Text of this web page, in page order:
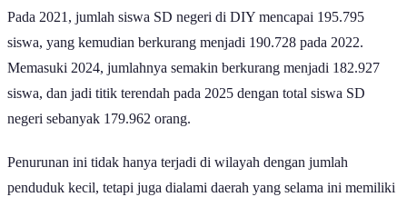
Pada 2021, jumlah siswa SD negeri di DIY mencapai 195.795
siswa, yang kemudian berkurang menjadi 190.728 pada 2022.
Memasuki 2024, jumlahnya semakin berkurang menjadi 182.927
siswa, dan jadi titik terendah pada 2025 dengan total siswa SD
negeri sebanyak 179.962 orang.
Penurunan ini tidak hanya terjadi di wilayah dengan jumlah
penduduk kecil, tetapi juga dialami daerah yang selama ini memiliki